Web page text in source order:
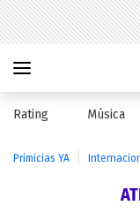
Rating Música
Primicias YA